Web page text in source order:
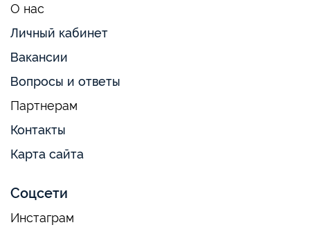
О нас
Личный кабинет
Вакансии
Вопросы и ответы
Партнерам
Контакты
Карта сайта
Соцсети
Инстаграм